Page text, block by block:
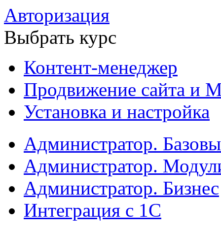
Авторизация
Выбрать курс
Контент-менеджер
Продвижение сайта и
Установка и настройка
Администратор.
Администратор.
Администратор. Бизнес
Интеграция с 1С